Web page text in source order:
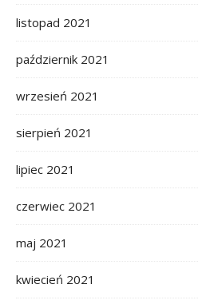
listopad 2021
październik 2021
wrzesień 2021
sierpień 2021
lipiec 2021
czerwiec 2021
maj 2021
kwiecień 2021